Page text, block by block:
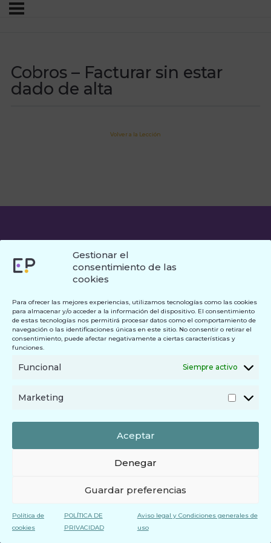
Gestionar el
consentimiento de las
cookies
Para ofrecer las mejores experiencias, utilizamos tecnologías como las cookies
para almacenar y/o acceder a la información del dispositivo. El consentimiento
de estas tecnologías nos permitirá procesar datos como el comportamiento de
navegación o las identificaciones únicas en este sitio. No consentir o retirar el
consentimiento, puede afectar negativamente a ciertas características y
funciones.
Funcional Siempre activo
Marketing
Aceptar
Denegar
Guardar preferencias
Política de
cookies
POLÍTICA DE
PRIVACIDAD
Aviso legal y Condiciones generales de
uso
Cobros – Facturar sin estar
dado de alta
Volver a la Lección